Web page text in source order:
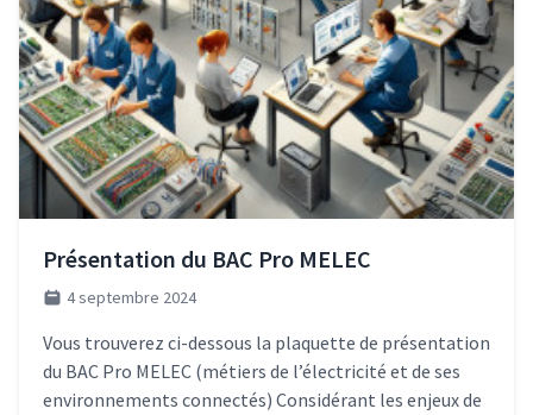
Présentation du BAC Pro MELEC
4 septembre 2024
Vous trouverez ci-dessous la plaquette de présentation
du BAC Pro MELEC (métiers de l’électricité et de ses
environnements connectés) Considérant les enjeux de